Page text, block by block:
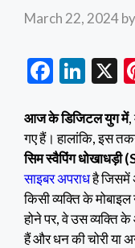
March 22, 2024by
F
e
b
o
o
k
Li
ke
dI
n
X
आज के डिजिटल युग में,
गए हैं। हालांकि, इस
सिम स्वैपिंग
साइबर अपराधहै जिसमें
किसी व्यक्ति के
होने पर, वे उस व्यक्ति
हैं और धन की चोरी या